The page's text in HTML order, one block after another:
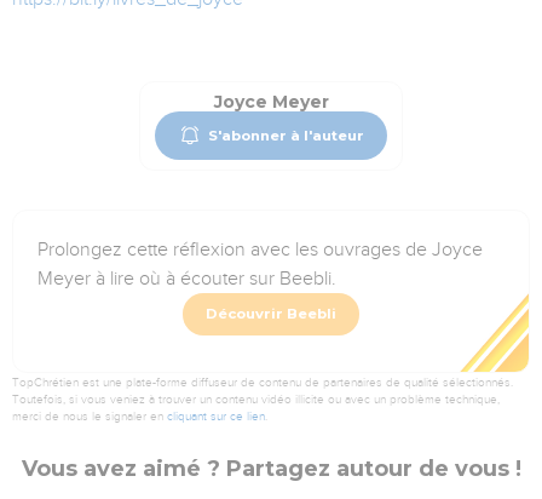
Joyce Meyer
S'abonner à l'auteur
Prolongez cette réflexion avec les ouvrages de Joyce
Meyer à lire où à écouter sur Beebli.
Découvrir Beebli
TopChrétien est une plate-forme diffuseur de contenu de partenaires de qualité sélectionnés.
Toutefois, si vous veniez à trouver un contenu vidéo illicite ou avec un problème technique,
merci de nous le signaler en cliquant sur ce lien.
Vous avez aimé ? Partagez autour de vous !